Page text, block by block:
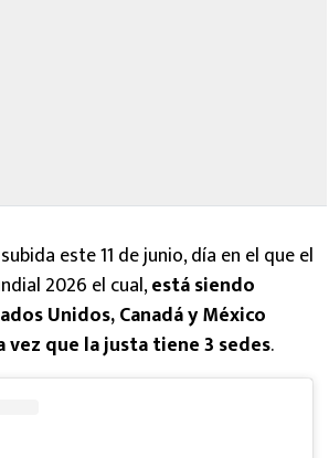
este 11 de junio, día en el que el
2026 el cual,está siendo
Unidos, Canadá y México
que la justa tiene 3 sedes.